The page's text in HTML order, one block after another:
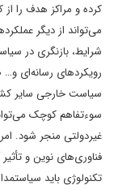
کرده و مراکز هدف را
می‌تواند از دیگر
شرایط، بازنگری در
رویکردهای رسانه‌ای
سیاست خارجی سایر
سوءتفاهم کوچک
غیردولتی منجر شود.
فناوری‌های نوین و
تکنولوژی باید